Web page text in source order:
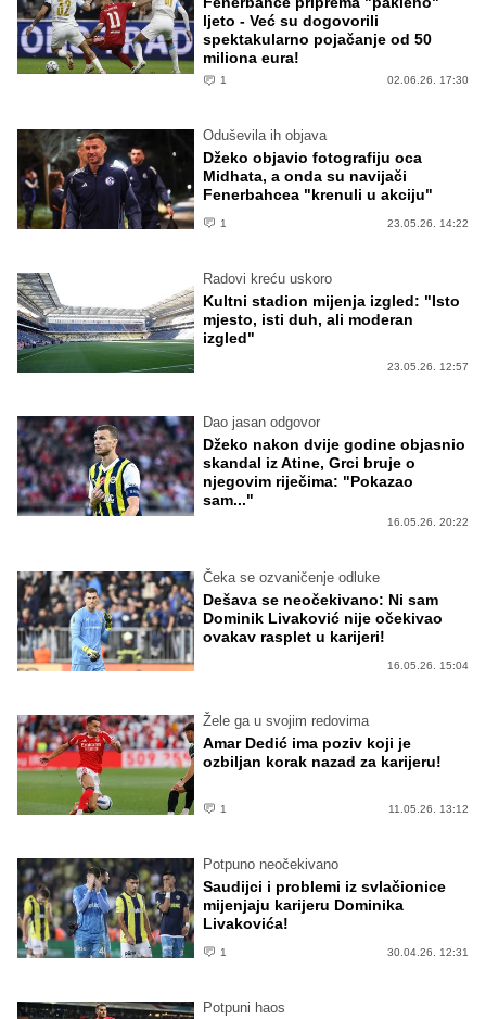
ljeto - Već su dogovorili
spektakularno pojačanje od 50
miliona eura!
1 02.06.26. 17:30
Oduševila ih objava
Džeko objavio fotografiju oca
Midhata, a onda su navijači
Fenerbahcea "krenuli u akciju"
1 23.05.26. 14:22
Radovi kreću uskoro
Kultni stadion mijenja izgled: "Isto
mjesto, isti duh, ali moderan
izgled"
23.05.26. 12:57
Dao jasan odgovor
Džeko nakon dvije godine objasnio
skandal iz Atine, Grci bruje o
njegovim riječima: "Pokazao
sam..."
16.05.26. 20:22
Čeka se ozvaničenje odluke
Dešava se neočekivano: Ni sam
Dominik Livaković nije očekivao
ovakav rasplet u karijeri!
16.05.26. 15:04
Žele ga u svojim redovima
Amar Dedić ima poziv koji je
ozbiljan korak nazad za karijeru!
1 11.05.26. 13:12
Potpuno neočekivano
Saudijci i problemi iz svlačionice
mijenjaju karijeru Dominika
Livakovića!
1 30.04.26. 12:31
Potpuni haos